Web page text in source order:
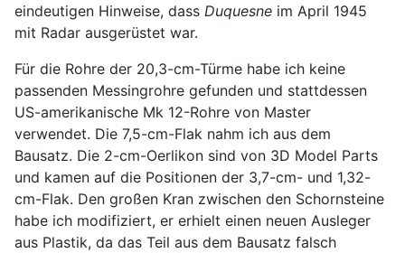
eindeutigen Hinweise, dass Duquesne im April 1945
mit Radar ausgerüstet war.
Für die Rohre der 20,3-cm-Türme habe ich keine
passenden Messingrohre gefunden und stattdessen
US-amerikanische Mk 12-Rohre von Master
verwendet. Die 7,5-cm-Flak nahm ich aus dem
Bausatz. Die 2-cm-Oerlikon sind von 3D Model Parts
und kamen auf die Positionen der 3,7-cm- und 1,32-
cm-Flak. Den großen Kran zwischen den Schornsteine
habe ich modifiziert, er erhielt einen neuen Ausleger
aus Plastik, da das Teil aus dem Bausatz falsch